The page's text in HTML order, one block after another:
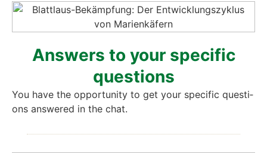
Ans­wers to your spe­ci­fic
ques­ti­ons
You have the oppor­tu­ni­ty to get your spe­ci­fic ques­ti­
ons ans­we­red in the chat.